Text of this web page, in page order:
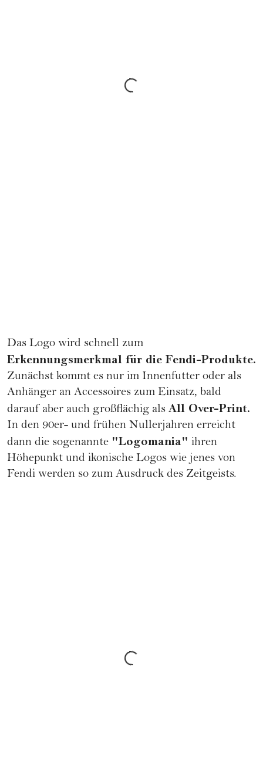
Das Logo wird schnell zum
Erkennungsmerkmal für die Fendi-Produkte.
Zunächst kommt es nur im Innenfutter oder als
Anhänger an Accessoires zum Einsatz, bald
darauf aber auch großflächig als All Over-Print.
In den 90er- und frühen Nullerjahren erreicht
dann die sogenannte "Logomania" ihren
Höhepunkt und ikonische Logos wie jenes von
Fendi werden so zum Ausdruck des Zeitgeists.